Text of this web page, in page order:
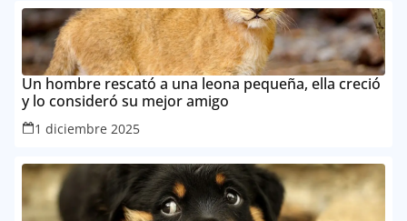
Un hombre rescató a una leona pequeña, ella creció
y lo consideró su mejor amigo
1 diciembre 2025